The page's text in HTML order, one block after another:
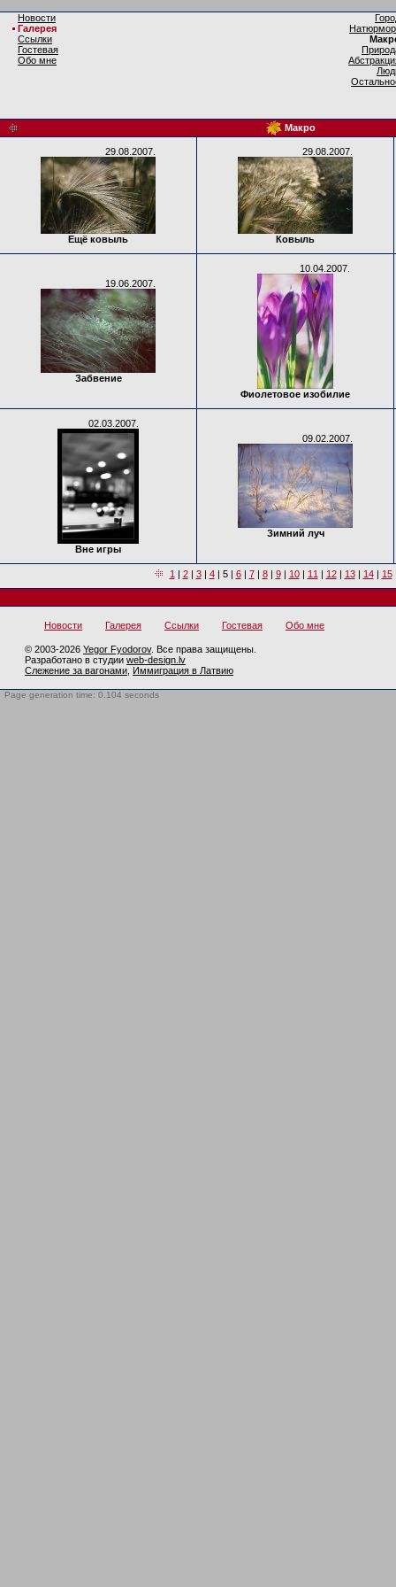
Новости
Галерея
Ссылки
Гостевая
Обо мне
Макро
29.08.2007.
Ещё ковыль
29.08.2007.
Ковыль
19.06.2007.
Забвение
10.04.2007.
Фиолетовое изобилие
02.03.2007.
Вне игры
09.02.2007.
Зимний луч
1 | 2| 3| 4| 5 | 6| 7| 8| 9| 10| 11 | 12| 13| 14| 15
Новости Галерея Ссылки Гостевая Обо мне
© 2003-2026 Yegor Fyodorov. Все права защищены.
Разработано в студии web-design.lv
Слежение за вагонами Иммиграция в Латвию
Page generation time: 0.104 seconds